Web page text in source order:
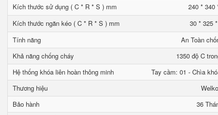
Kích thước sử dụng ( C * R * S ) mm
240 * 340
Kích thước ngăn kéo ( C * R * S ) mm
30 * 325
Tính năng
An Toàn
Khả năng chống cháy
1350 độ C
Hệ thống khóa liên hoàn thông minh
Tay cầm: 01 - Chìa
Thương hiệu
Welko
Bảo hành
36